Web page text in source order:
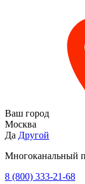
Ваш город
Москва
Да Другой
Многоканальный
8 (800) 333‑21-68